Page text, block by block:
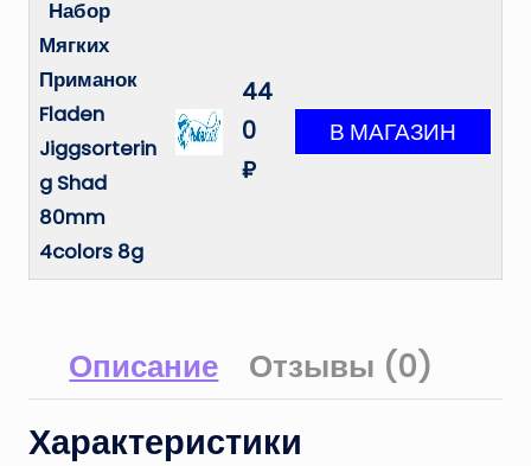
Набор
Мягких
Приманок
Fladen
Jiggsorterin
g Shad
80mm
4colors 8g
44
0
₽
Описание Отзывы (0)
Характеристики